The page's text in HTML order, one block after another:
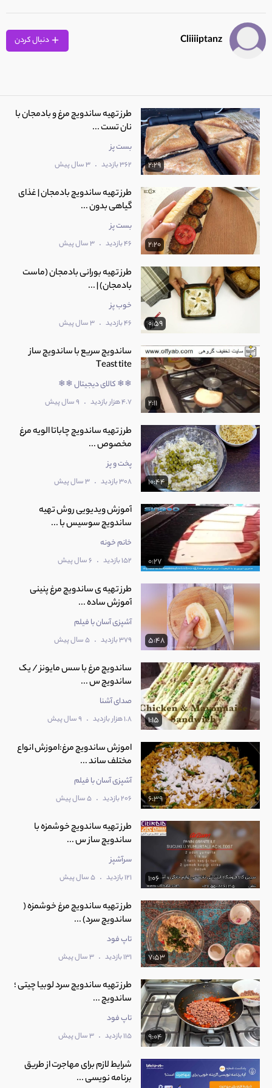
Cliiiiptanz
2:29
طرز تهیه ساندویچ مرغ و بادمجان با
نان تست ...
بست پز
362 بازدید . 3 سال پیش
2:20
طرز تهیه ساندویچ بادمجان | غذای
گیاهی بدون ...
بست پز
46 بازدید . 3 سال پیش
0:59
طرز تهیه بورانی بادمجان (ماست
بادمجان) | ...
خوب پز
46 بازدید . 3 سال پیش
2:11
ساندویچ سریع با ساندویچ ساز
Teast tite
❄❄ کالای دیجیتال ❄❄
4.7 هزار بازدید . 9 سال پیش
10:44
طرز تهیه ساندویچ چاباتا الویه مرغ
مخصوص ...
پخت و پز
308 بازدید . 3 سال پیش
0:27
آموزش ویدیویی روش تهیه
ساندویچ سوسیس با ...
خانم خونه
152 بازدید . 6 سال پیش
5:48
طرز تهیه ی ساندویچ مرغ پنینی
آموزش ساده ...
آشپزی آسان با فیلم
379 بازدید . 5 سال پیش
1:15
‫ساندویچ مرغ با سس مایونز / یک
ساندویچ س ...
صدای آشنا
1.8 هزار بازدید . 9 سال پیش
6:39
اموزش ساندویچ مرغ:اموزش انواع
مختلف ساند ...
آشپزی آسان با فیلم
206 بازدید . 5 سال پیش
1:06
طرز تهیه ساندویچ خوشمزه با
ساندویچ ساز س ...
سرآشپز
121 بازدید . 5 سال پیش
7:53
طرز تهیه ساندویچ مرغ خوشمزه (
ساندویچ سرد) ...
تاپ فود
131 بازدید . 3 سال پیش
9:04
طرز تهیه ساندویچ سرد لوبیا چیتی ؛
ساندویچ ...
تاپ فود
115 بازدید . 3 سال پیش
شرایط لازم برای مهاجرت از طریق
برنامه نویسی ...